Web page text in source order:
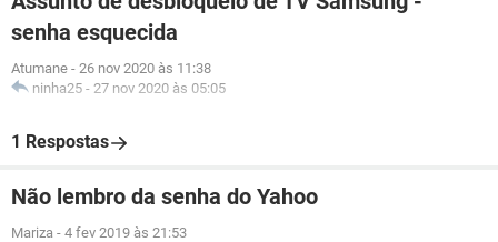
senha esquecida
Atumane - 26 nov 2020 às 11:38
ninha25 - 27 nov 2020 às 05:05
1 Respostas
Não lembro da senha do Yahoo
Mariza - 4 fev 2019 às 21:53